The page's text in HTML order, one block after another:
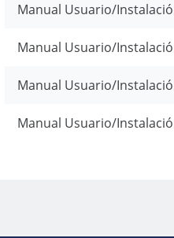
Manual Usuario/
Manual Usuario/
Manual Usuario/
Manual Usuario/